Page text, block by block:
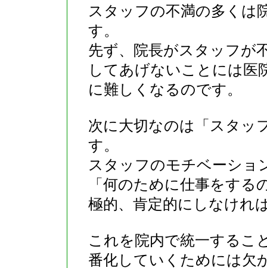
スタッフの不満の多くは
す。
先ず、院長がスタッフが
してあげないことには医
に難しくなるのです。
次に大切なのは「スタッ
す。
スタッフのモチベーショ
「何のために仕事をする
極的、肯定的にしなけれ
これを院内で統一するこ
番化していくためには欠